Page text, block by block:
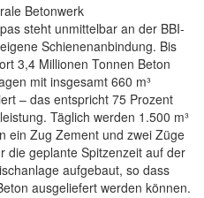
Betonwerk
steht unmittelbar an der BBI-
Schienenanbindung. Bis
3,4 Millionen Tonnen Beton
mit insgesamt 660 m³
– das entspricht 75 Prozent
Täglich werden 1.500 m³
ein Zug Zement und zwei Züge
die geplante Spitzenzeit auf der
aufgebaut, so dass
ausgeliefert werden können.